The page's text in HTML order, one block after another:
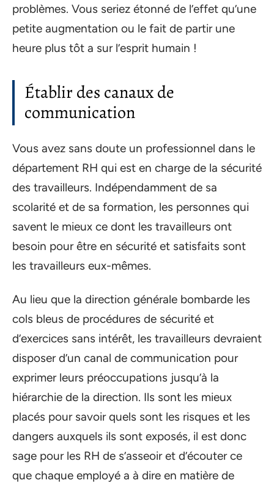
problèmes. Vous seriez étonné de l’effet qu’une
petite augmentation ou le fait de partir une
heure plus tôt a sur l’esprit humain !
Établir des canaux de
communication
Vous avez sans doute un professionnel dans le
département RH qui est en charge de la sécurité
des travailleurs. Indépendamment de sa
scolarité et de sa formation, les personnes qui
savent le mieux ce dont les travailleurs ont
besoin pour être en sécurité et satisfaits sont
les travailleurs eux-mêmes.
Au lieu que la direction générale bombarde les
cols bleus de procédures de sécurité et
d’exercices sans intérêt, les travailleurs devraient
disposer d’un canal de communication pour
exprimer leurs préoccupations jusqu’à la
hiérarchie de la direction. Ils sont les mieux
placés pour savoir quels sont les risques et les
dangers auxquels ils sont exposés, il est donc
sage pour les RH de s’asseoir et d’écouter ce
que chaque employé a à dire en matière de